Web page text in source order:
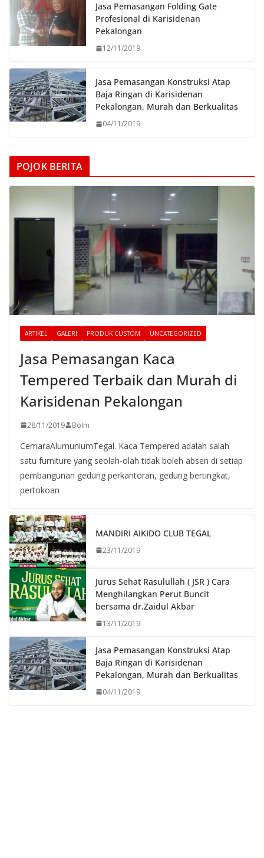
Jasa Pemasangan Folding Gate
Profesional di Karisidenan
Pekalongan
12/11/2019
Jasa Pemasangan Konstruksi Atap
Baja Ringan di Karisidenan
Pekalongan, Murah dan Berkualitas
04/11/2019
POJOK BERITA
ARTIKEL GALERI PRODUK CUSTOM UNCATEGORIZED
Jasa Pemasangan Kaca
Tempered Terbaik dan Murah di
Karisidenan Pekalongan
28/11/2019 BoIm
CemaraAlumuniumTegal. Kaca Tempered adalah salah
satu furniture yang seolah-olah tidak boleh absen di setiap
pembangunan gedung perkantoran, gedung bertingkat,
pertokoan
MANDIRI AIKIDO CLUB TEGAL
23/11/2019
Jurus Sehat Rasulullah ( JSR ) Cara
Menghilangkan Perut Buncit
bersama dr.Zaidul Akbar
13/11/2019
Jasa Pemasangan Konstruksi Atap
Baja Ringan di Karisidenan
Pekalongan, Murah dan Berkualitas
04/11/2019